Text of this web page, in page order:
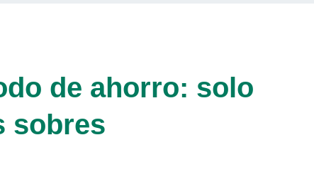
de ahorro: solo
sobres